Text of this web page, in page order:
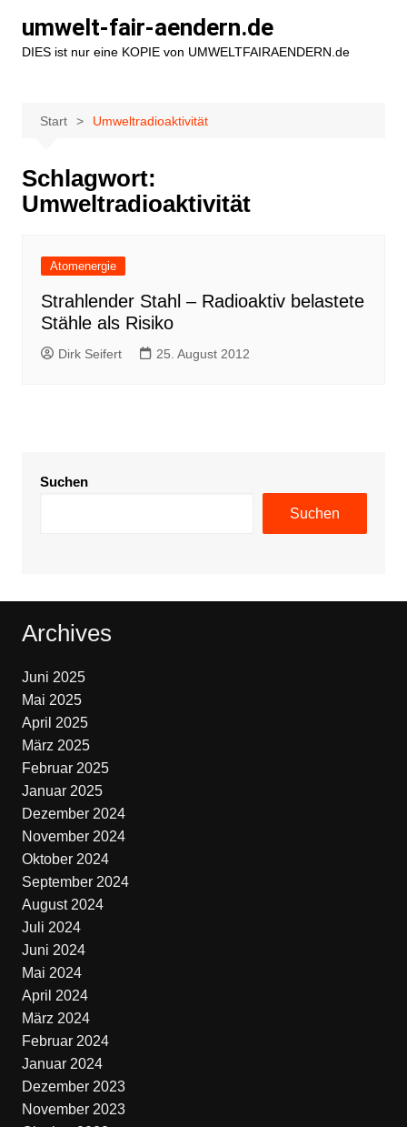
Inhalt
springen
umwelt-fair-aendern.de
DIES ist nur eine KOPIE von UMWELTFAIRAENDERN.de
Start Umweltradioaktivität
Schlagwort:
Umweltradioaktivität
Atomenergie
Strahlender Stahl – Radioaktiv belastete
Stähle als Risiko
Dirk Seifert 25. August 2012
Suchen
Suchen
Archives
Juni 2025
Mai 2025
April 2025
März 2025
Februar 2025
Januar 2025
Dezember 2024
November 2024
Oktober 2024
September 2024
August 2024
Juli 2024
Juni 2024
Mai 2024
April 2024
März 2024
Februar 2024
Januar 2024
Dezember 2023
November 2023